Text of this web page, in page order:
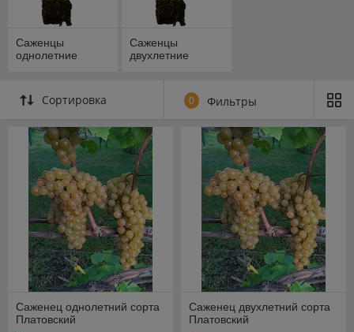
Саженцы
однолетние
Саженцы
двухлетние
Сортировка 0 Фильтры
Саженец однолетний сорта
Платовский
Саженец двухлетний сорта
Платовский